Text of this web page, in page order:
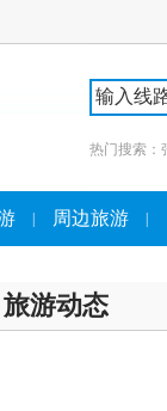
热门搜索：
周边旅游
旅游动态